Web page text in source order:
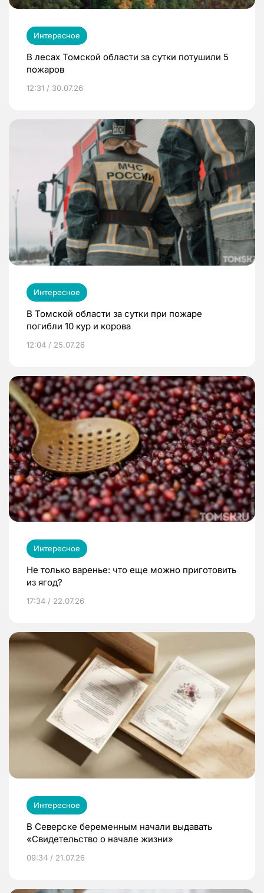
Интересное
В лесах Томской области за сутки потушили 5
пожаров
12:31 / 30.07.26
Интересное
В Томской области за сутки при пожаре
погибли 10 кур и корова
12:04 / 25.07.26
Интересное
Не только варенье: что еще можно приготовить
из ягод?
17:34 / 22.07.26
Интересное
В Северске беременным начали выдавать
«Свидетельство о начале жизни»
09:34 / 21.07.26